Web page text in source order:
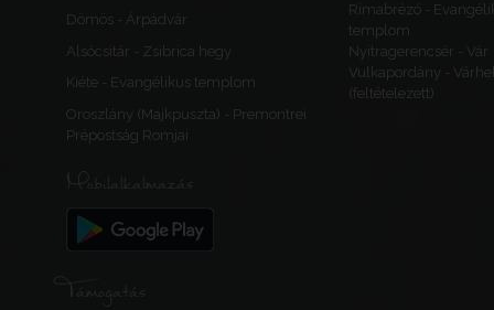
Dömös - Árpádvár
Rimabrézó -
templom
Alsócsitár - Zsibrica hegy
Nyitragerencsér - Vár
Kiéte - Evangélikus templom
Vulkapordány -
(feltételezett)
Oroszlány (Majkpuszta) - Premontrei
Prépostság Romjai
Mobilalkalmazás
Támogatás